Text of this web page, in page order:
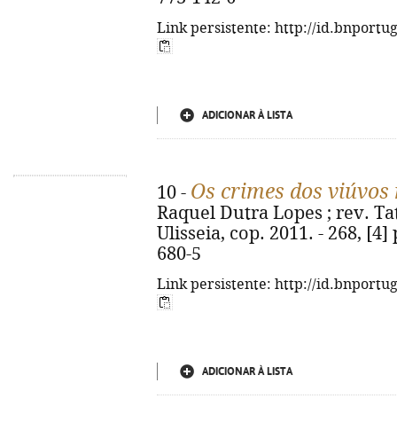
Link persistente: http://
ADICIONAR À LISTA
10 - Os crimes dos viúvos
Raquel Dutra Lopes ; rev.
Ulisseia, cop. 2011. - 268, [4]
680-5
Link persistente: http://
ADICIONAR À LISTA